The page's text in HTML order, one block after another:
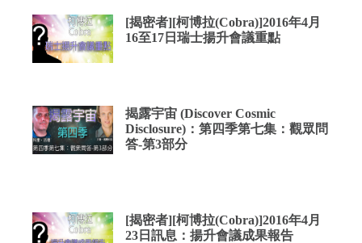
[揭密者][柯博拉(Cobra)]2016年4月
16至17日瑞士揚升會議重點
揭露宇宙 (Discover Cosmic
Disclosure)：第四季第七集：觀眾問
答-第3部分
[揭密者][柯博拉(Cobra)]2016年4月
23日訊息：揚升會議成果報告